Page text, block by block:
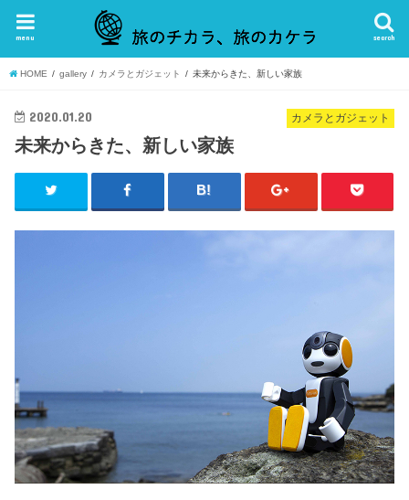
search
menu
HOME gallery カメラとガジェット 未来からきた、新しい家族
カメラとガジェット
2020.01.20
未来からきた、新しい家族